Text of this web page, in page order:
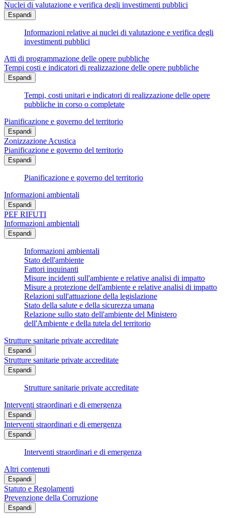
Nuclei di valutazione e verifica degli investimenti pubblici
Espandi
Informazioni relative ai nuclei di valutazione e verifica degli
investimenti pubblici
Atti di programmazione delle opere pubbliche
Tempi costi e indicatori di realizzazione delle opere pubbliche
Espandi
Tempi, costi unitari e indicatori di realizzazione delle opere
pubbliche in corso o completate
Pianificazione e governo del territorio
Espandi
Zonizzazione Acustica
Pianificazione e governo del territorio
Espandi
Pianificazione e governo del territorio
Informazioni ambientali
Espandi
PEF RIFUTI
Informazioni ambientali
Espandi
Informazioni ambientali
Stato dell'ambiente
Fattori inquinanti
Misure incidenti sull'ambiente e relative analisi di impatto
Misure a protezione dell'ambiente e relative analisi di impatto
Relazioni sull'attuazione della legislazione
Stato della salute e della sicurezza umana
Relazione sullo stato dell'ambiente del Ministero
dell'Ambiente e della tutela del territorio
Strutture sanitarie private accreditate
Espandi
Strutture sanitarie private accreditate
Espandi
Strutture sanitarie private accreditate
Interventi straordinari e di emergenza
Espandi
Interventi straordinari e di emergenza
Espandi
Interventi straordinari e di emergenza
Altri contenuti
Espandi
Statuto e Regolamenti
Prevenzione della Corruzione
Espandi